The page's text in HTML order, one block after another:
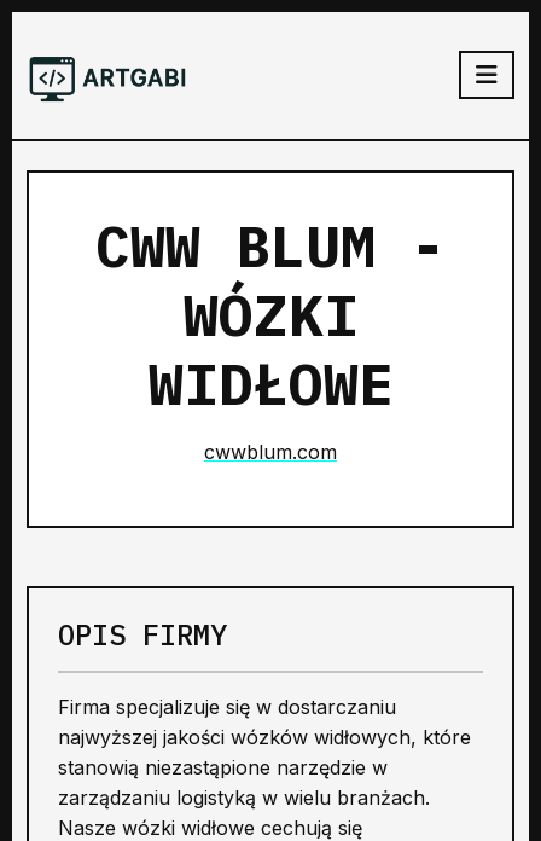
CWW BLUM -
WÓZKI
WIDŁOWE
cwwblum.com
OPIS FIRMY
Firma specjalizuje się w dostarczaniu
najwyższej jakości wózków widłowych, które
stanowią niezastąpione narzędzie w
zarządzaniu logistyką w wielu branżach.
Nasze wózki widłowe cechują się